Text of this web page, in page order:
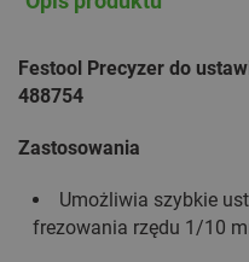
Festool Precyzer do
488754
Zastosowania
Umożliwia szybkie
frezowania rzędu 1/10